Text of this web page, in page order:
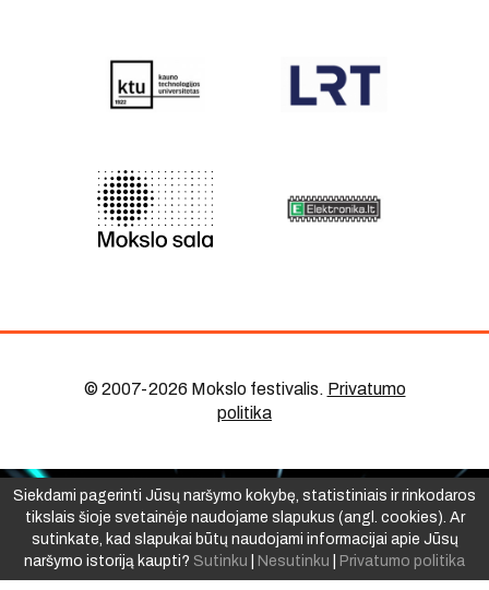
© 2007-2026 Mokslo festivalis. Privatumo
politika
Siekdami pagerinti Jūsų naršymo kokybę, statistiniais ir rinkodaros
tikslais šioje svetainėje naudojame slapukus (angl. cookies). Ar
sutinkate, kad slapukai būtų naudojami informacijai apie Jūsų
naršymo istoriją kaupti? Sutinku Nesutinku Privatumo politika